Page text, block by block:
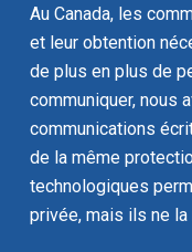
Au Canada, les
et leur obtention
de plus en plus de
communiquer, nous
communications
de la même
technologiques
privée, mais ils ne